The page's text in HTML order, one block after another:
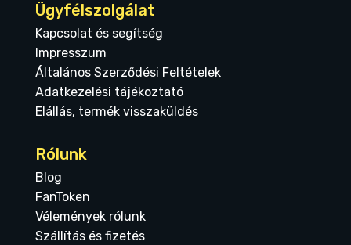
Ügyfélszolgálat
Kapcsolat és segítség
Impresszum
Általános Szerződési Feltételek
Adatkezelési tájékoztató
Elállás, termék visszaküldés
Rólunk
Blog
FanToken
Vélemények rólunk
Szállítás és fizetés